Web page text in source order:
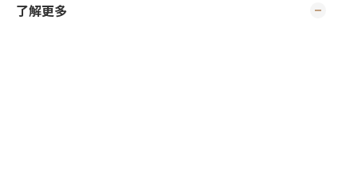
了解更多